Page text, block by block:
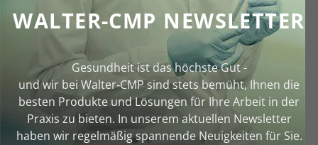
WALTER-CMP NEWSLETTER
Gesundheit ist das höchste Gut -
und wir bei Walter‑CMP sind stets bemüht, Ihnen die
besten Produkte und Lösungen für Ihre Arbeit in der
Praxis zu bieten. In unserem aktuellen Newsletter
haben wir regelmäßig spannende Neuigkeiten für Sie.